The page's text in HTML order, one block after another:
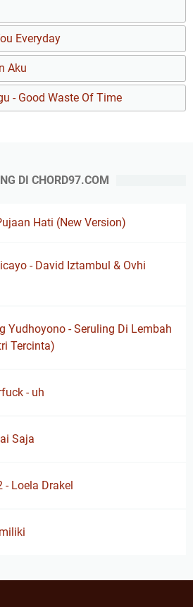
Everyday
Aku
- Good Waste Of Time
DI CHORD97.COM
Hati (New Version)
- David Iztambul & Ovhi
Yudhoyono - Seruling Di Lembah
Tercinta)
- uh
Saja
- Loela Drakel